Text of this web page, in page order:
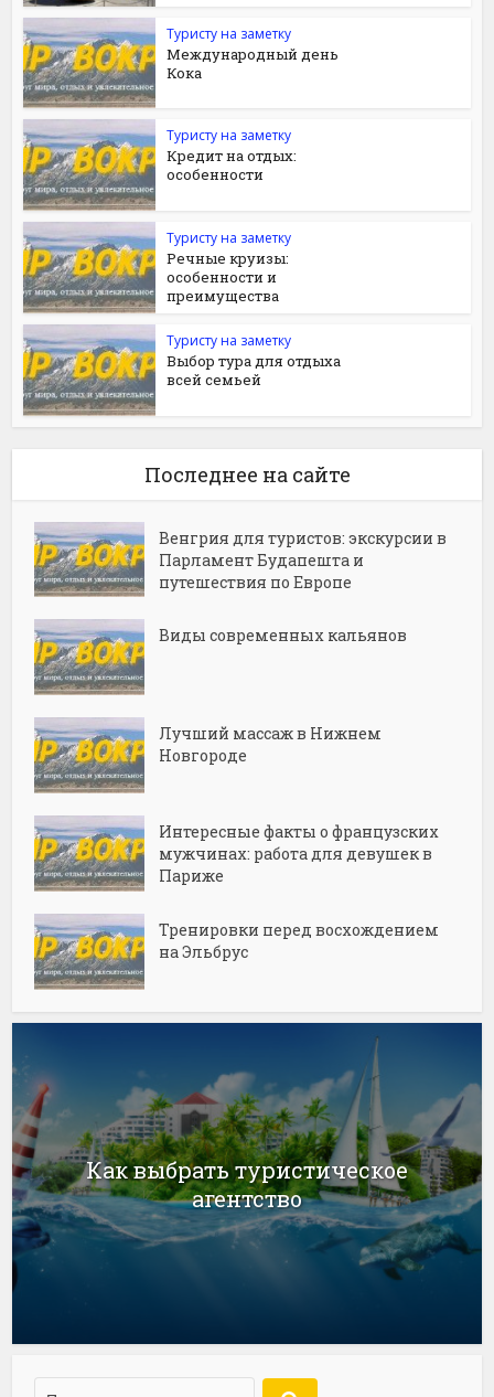
Туристу на заметку
Международный день
Кока
Туристу на заметку
Кредит на отдых:
особенности
Туристу на заметку
Речные круизы:
особенности и
преимущества
Туристу на заметку
Выбор тура для отдыха
всей семьей
Последнее на сайте
Венгрия для туристов: экскурсии в
Парламент Будапешта и
путешествия по Европе
Виды современных кальянов
Лучший массаж в Нижнем
Новгороде
Интересные факты о французских
мужчинах: работа для девушек в
Париже
Тренировки перед восхождением
на Эльбрус
Как выбрать туристическое
агентство